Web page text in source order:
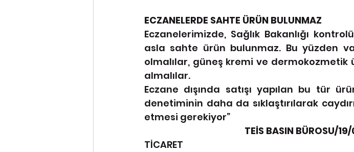
ECZANELERDE SAHTE ÜRÜN BULUNMAZ
Eczanelerimizde, Sağlık Bakanlığı
asla sahte ürün bulunmaz. Bu yüzden
olmalılar, güneş kremi ve
almalılar.
Eczane dışında satışı yapılan bu tür
denetiminin daha da sıklaştırılarak
etmesi gerekiyor”
TEİS BASIN BÜROSU/19/
TİCARET